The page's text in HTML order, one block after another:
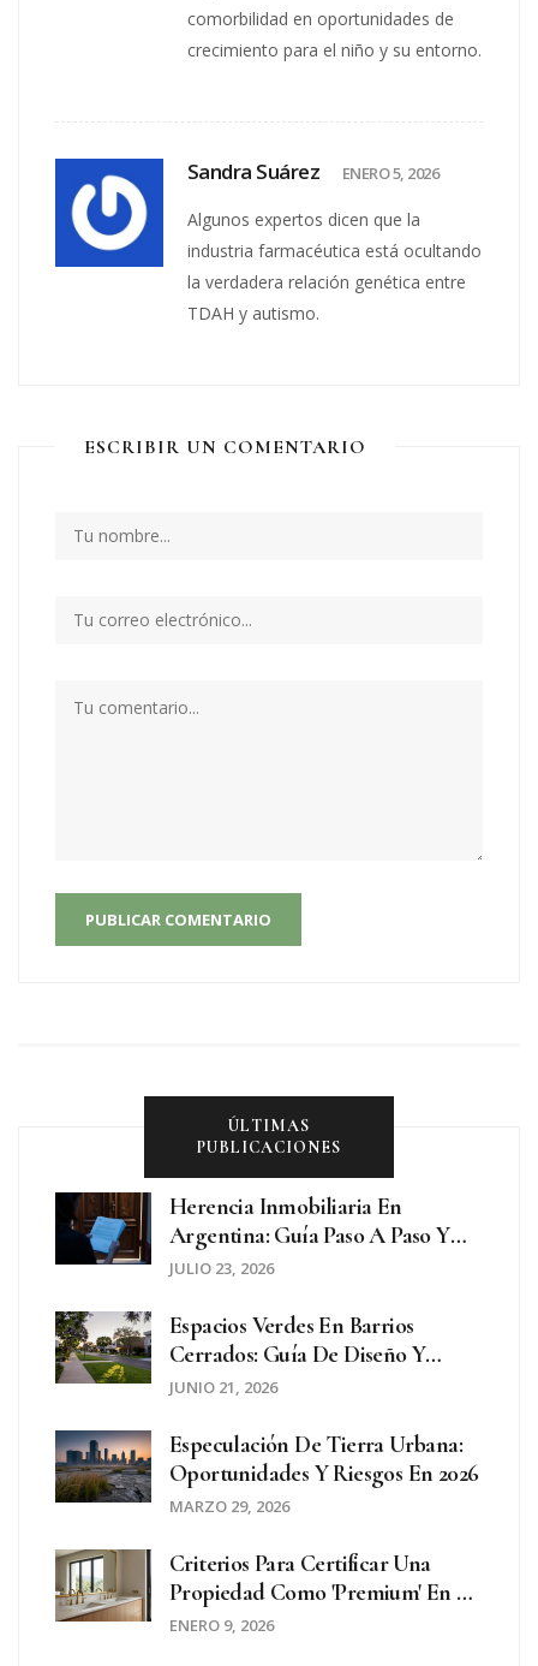
comorbilidad en oportunidades de
crecimiento para el niño y su entorno.
Sandra Suárez ENERO 5, 2026
Algunos expertos dicen que la
industria farmacéutica está ocultando
la verdadera relación genética entre
TDAH y autismo.
ESCRIBIR UN COMENTARIO
PUBLICAR COMENTARIO
ÚLTIMAS
PUBLICACIONES
Herencia Inmobiliaria En
Argentina: Guía Paso A Paso Y
Trámites Especiales
JULIO 23, 2026
Espacios Verdes En Barrios
Cerrados: Guía De Diseño Y
Mantenimiento
JUNIO 21, 2026
Especulación De Tierra Urbana:
Oportunidades Y Riesgos En 2026
MARZO 29, 2026
Criterios Para Certificar Una
Propiedad Como 'premium' En El
Mercado Inmobiliario De Lujo
ENERO 9, 2026